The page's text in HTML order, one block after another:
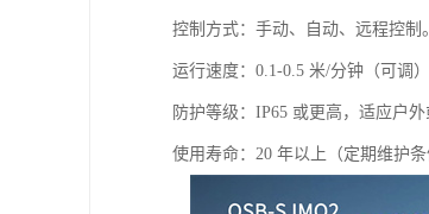
控制方式：手动、自动、远程控制。
运行速度：0.1-0.5 米/分钟（可调）
防护等级：IP65 或更高，适应户外
使用寿命：20 年以上（定期维护条